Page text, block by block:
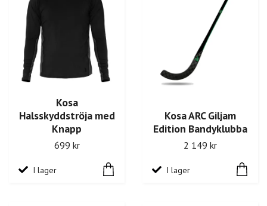
Kosa
Halsskyddströja med
Knapp
699 kr
I lager
Kosa ARC Giljam
Edition Bandyklubba
2 149 kr
I lager